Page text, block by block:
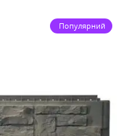
Популярний